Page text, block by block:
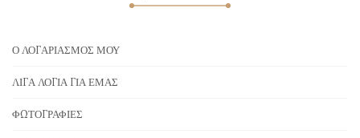
Ο ΛΟΓΑΡΙΑΣΜΌΣ ΜΟΥ
ΛΊΓΑ ΛΌΓΙΑ ΓΙΑ ΕΜΆΣ
ΦΩΤΟΓΡΑΦΊΕΣ